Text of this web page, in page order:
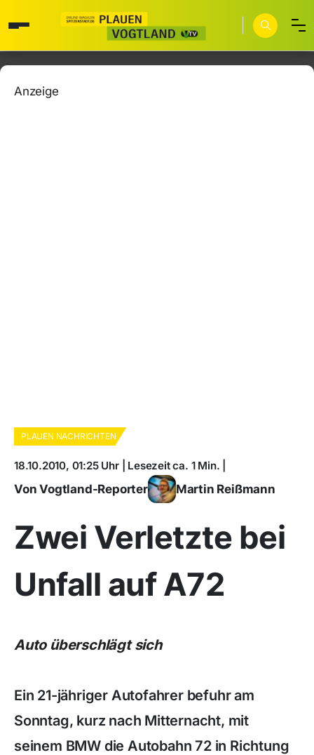
Anzeige
PLAUEN NACHRICHTEN
18.10.2010, 01:25 Uhr | Lesezeit ca. 1 Min. |
Von Vogtland-Reporter Martin Reißmann
Zwei Verletzte bei
Unfall auf A72
Auto überschlägt sich
Ein 21-jähriger Autofahrer befuhr am
Sonntag, kurz nach Mitternacht, mit
seinem BMW die Autobahn 72 in Richtung